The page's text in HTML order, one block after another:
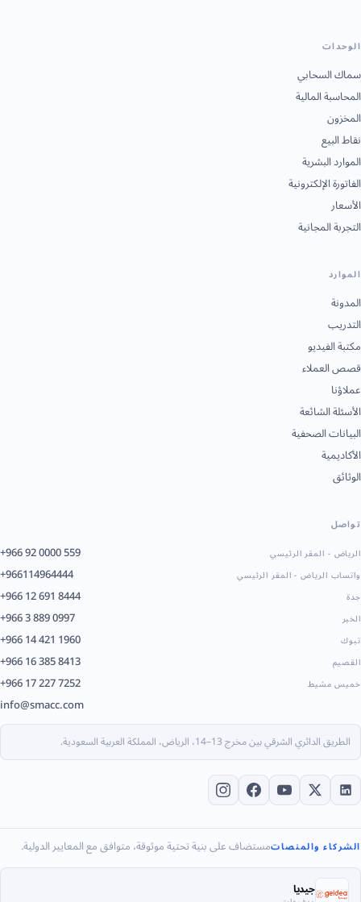
الوحدات
سماك السحابي
المحاسبة المالية
المخزون
نقاط البيع
الموارد البشرية
الفاتورة الإلكترونية
الأسعار
التجربة المجانية
الموارد
المدونة
التدريب
مكتبة الفيديو
قصص العملاء
عملاؤنا
الأسئلة الشائعة
البيانات الصحفية
الأكاديمية
الوثائق
تواصل
+966 92 0000 559 الرياض - المقر الرئيسي
+966114964444 واتساب الرياض - المقر الرئيسي
+966 12 691 8444 جدة
+966 3 889 0997 الخبر
+966 14 421 1960 تبوك
+966 16 385 8413 القصيم
+966 17 227 7252 خميس مشيط
info@smacc.com
الطريق الدائري الشرقي بين مخرج 13–14، الرياض، المملكة العربية السعودية.
الشركاء والمنصاتمستضاف على بنية تحتية موثوقة، متوافق مع المعايير الدولية.
جيديا